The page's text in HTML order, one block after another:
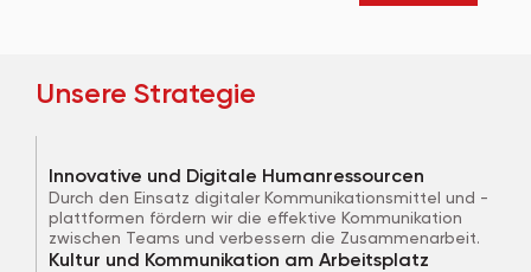
Unsere Strategie
Innovative und Digitale Humanressourcen
Durch den Einsatz digitaler Kommunikationsmittel und -
plattformen fördern wir die effektive Kommunikation
zwischen Teams und verbessern die Zusammenarbeit.
Kultur und Kommunikation am Arbeitsplatz